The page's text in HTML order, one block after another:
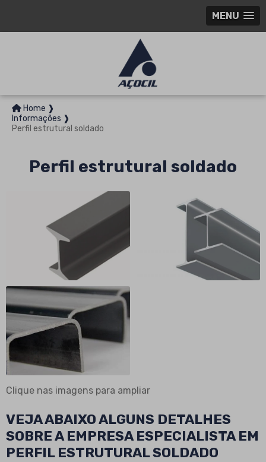
MENU
Home ❱
Informações ❱
Perfil estrutural soldado
Perfil estrutural soldado
Clique nas imagens para ampliar
VEJA ABAIXO ALGUNS DETALHES
SOBRE A EMPRESA ESPECIALISTA EM
PERFIL ESTRUTURAL SOLDADO